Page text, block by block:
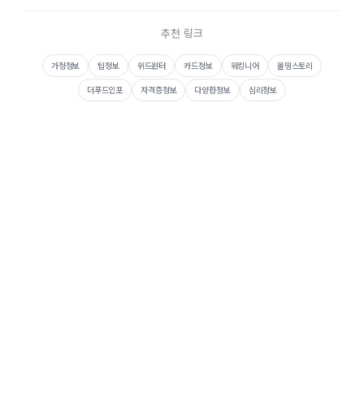
추천 링크
가정정보 팁정보 위드윈터 카드정보 워킹니어
올띵스토리
더푸드인포
자격증정보 다양한정보 심리정보